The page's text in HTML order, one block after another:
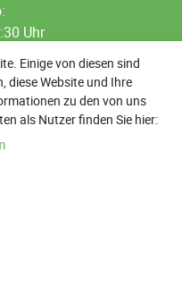
Uhr
Uhr
Uhr
Uhr
Einige von diesen sind
diese Website und Ihre
zu den von uns
als Nutzer finden Sie hier: